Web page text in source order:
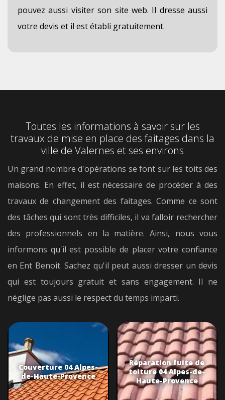
pouvez aussi visiter son site web. Il dresse aussi
votre devis et il est établi gratuitement.
Toutes les informations à savoir sur les
travaux de mise en place des faitages dans la
ville de Valernes et ses environs
Un grand nombre d'opérations se font sur les toits des
maisons. En effet, il est nécessaire de procéder à des
travaux de changement des faitages. Comme ce sont
des tâches qui sont très difficiles, il va falloir rechercher
des professionnels en la matière. Ainsi, nous vous
informons qu'il est possible de placer votre confiance
en Ent Benoit. Sachez qu'il peut aussi dresser un devis
qui est toujours gratuit et sans engagement. Il ne
néglige pas aussi le respect du temps imparti.
Couverture 04 Alpes-
de-Haute-Provence
Réparation fuite de
toiture 04 Alpes-de-
Haute-Provence